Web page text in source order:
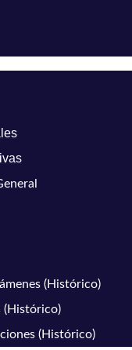
(Histórico)
(Histórico)
(Histórico)